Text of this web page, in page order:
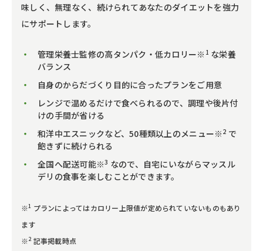
味しく、無理なく、続けられてあなたのダイエットを強力
にサポートします。
管理栄養士監修の高タンパク・低カロリー※ 1 な栄養
バランス
自身のからだづくり目的に合ったプランをご用意
レンジで温めるだけで食べられるので、調理や後片付
けの手間が省ける
和洋中エスニックなど、50種類以上のメニュー※ 2 で
飽きずに続けられる
全国へ配送可能※3 なので、自宅にいながらマッスル
デリの食事を楽しむことができます。
※1 プランによってはカロリー上限値が定められていないものもあり
ます
※2記事掲載時点